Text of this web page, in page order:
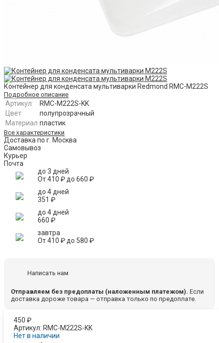
Контейнер для конденсата мультиварки Redmond RMC-M222S
Подробное описание
Артикул
RMC-M222S-KK
Цвет
полупрозрачный
Материал пластик
Все характеристики
Доставка по г. Москва
Самовывоз
Курьер
Почта
до 3 дней
От410 ₽до 660 ₽
до 4 дней
351 ₽
до 4 дней
660 ₽
завтра
От410 ₽до 580 ₽
Написать нам
Отправляем без предоплаты (наложенным платежом). Если
доставка дороже товара — отправка только по предоплате.
450 ₽
Артикул: RMC-M222S-KK
Нет в наличии